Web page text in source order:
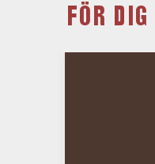
FÖR